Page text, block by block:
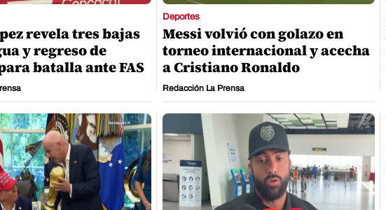
revela tres bajas
y regreso de
batalla ante FAS
Deportes
Messi volvió con golazo en
torneo internacional y acecha
a Cristiano Ronaldo
Redacción La Prensa